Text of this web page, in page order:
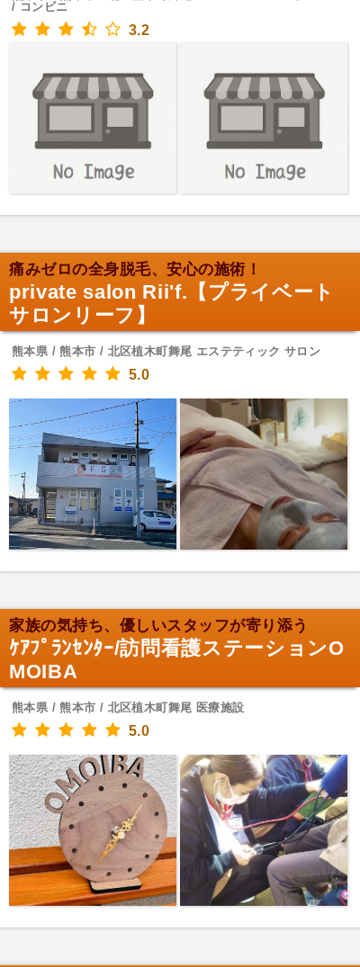
/ コンビニ
3.2
痛みゼロの全身脱毛、安心の施術！
private salon Rii'f.【プライベート
サロンリーフ】
熊本県 / 熊本市 / 北区植木町舞尾 エステティック サロン
5.0
家族の気持ち、優しいスタッフが寄り添う
ｹｱﾌﾟﾗﾝｾﾝﾀｰ/訪問看護ステーションO
MOIBA
熊本県 / 熊本市 / 北区植木町舞尾 医療施設
5.0